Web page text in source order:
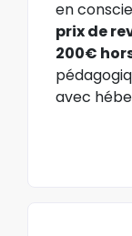
en
prix de
200€
avec